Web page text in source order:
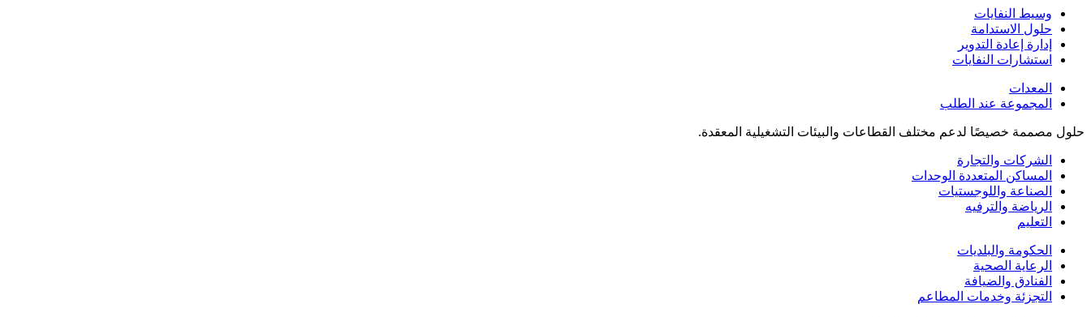
وسيط النفايات
حلول الاستدامة
إدارة إعادة التدوير
استشارات النفايات
المعدات
المجموعة عند الطلب
حلول مصممة خصيصًا لدعم مختلف القطاعات والبيئات التشغيلية المعقدة.
الشركات والتجارة
المساكن المتعددة الوحدات
الصناعة واللوجستيات
الرياضة والترفيه
التعليم
الحكومة والبلديات
الرعاية الصحية
الفنادق والضيافة
التجزئة وخدمات المطاعم